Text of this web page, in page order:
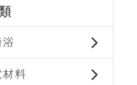
料